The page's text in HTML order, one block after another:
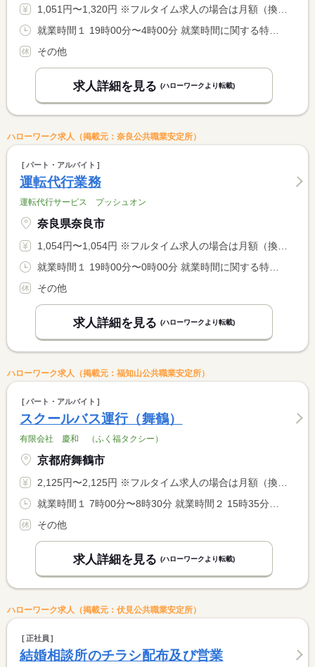
1,051円〜1,320円 ※フルタイム求人の場合は月額（換算額）、パート求人の場合は時間額を表示しています。
その他
求人詳細を見る (ハローワークより転載)
ハローワーク求人（掲載元：奈良公共職業安定所）
パート・アルバイト
運転代行業務
運転代行サービス プッシュオン
奈良県奈良市
1,054円〜1,054円 ※フルタイム求人の場合は月額（換算額）、パート求人の場合は時間額を表示しています。
その他
求人詳細を見る (ハローワークより転載)
ハローワーク求人（掲載元：福知山公共職業安定所）
パート・アルバイト
スクールバス運行（舞鶴）
有限会社 慶和 （ふく福タクシー）
京都府舞鶴市
2,125円〜2,125円 ※フルタイム求人の場合は月額（換算額）、パート求人の場合は時間額を表示しています。
その他
求人詳細を見る (ハローワークより転載)
ハローワーク求人（掲載元：伏見公共職業安定所）
正社員
結婚相談所のチラシ配布及び営業